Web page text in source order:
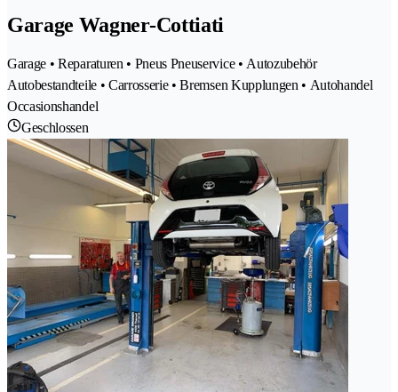
Garage Wagner-Cottiati
Garage • Reparaturen • Pneus Pneuservice • Autozubehör
Autobestandteile • Carrosserie • Bremsen Kupplungen • Autohandel
Occasionshandel
Geschlossen